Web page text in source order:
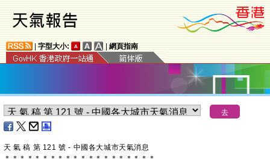
字型大小: 網頁指南
天 氣 稿 第 121 號 - 中國各大城市天氣消息
＊ ＊ ＊ ＊ ＊ ＊ ＊ ＊ ＊ ＊ ＊ ＊ ＊ ＊ ＊ ＊ ＊ ＊ ＊ ＊